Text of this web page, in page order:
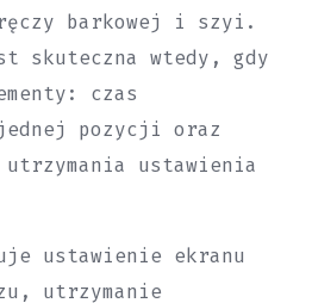
barkowej i szyi.
skuteczna wtedy, gdy
czas
pozycji oraz
ustawienia
ustawienie ekranu
utrzymanie